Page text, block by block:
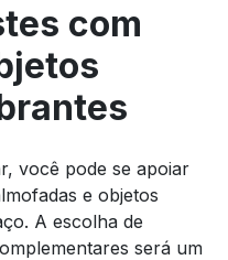
com
você pode se apoiar
e objetos
A escolha de
será um